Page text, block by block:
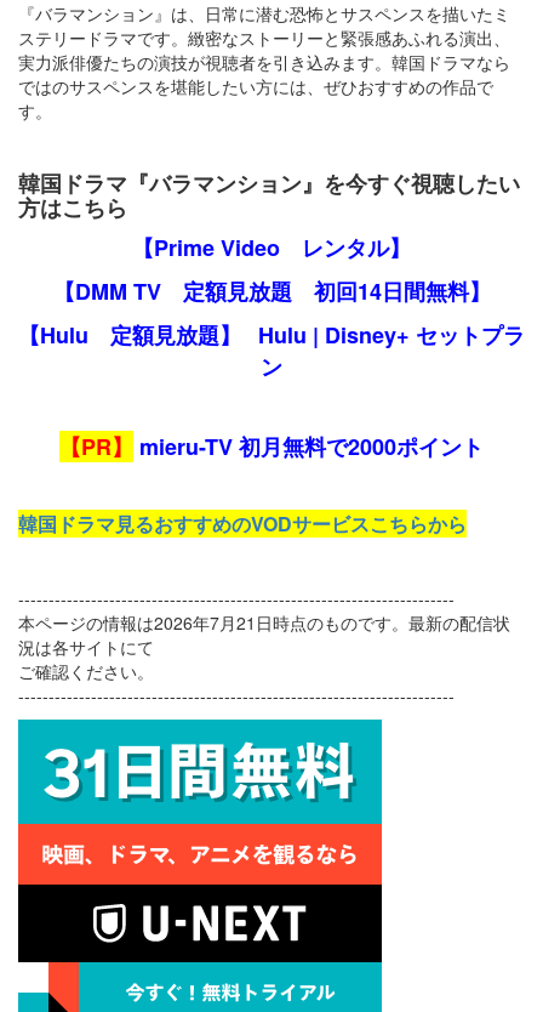
『バラマンション』は、日常に潜む恐怖とサスペンスを描いたミ
ステリードラマです。緻密なストーリーと緊張感あふれる演出、
実力派俳優たちの演技が視聴者を引き込みます。韓国ドラマなら
ではのサスペンスを堪能したい方には、ぜひおすすめの作品で
す。
韓国ドラマ『バラマンション』を今すぐ視聴したい
方はこちら
【Prime Video レンタル】
【DMM TV 定額見放題 初回14日間無料】
【Hulu 定額見放題】
Hulu | Disney+ セットプラ
ン
【PR】 mieru-TV 初月無料で2000ポイント
韓国ドラマ見るおすすめのVODサービスこちらから
------------------------------------------------------------------------
本ページの情報は2026年7月21日時点のものです。最新の配信状
況は各サイトにて
ご確認ください。
------------------------------------------------------------------------